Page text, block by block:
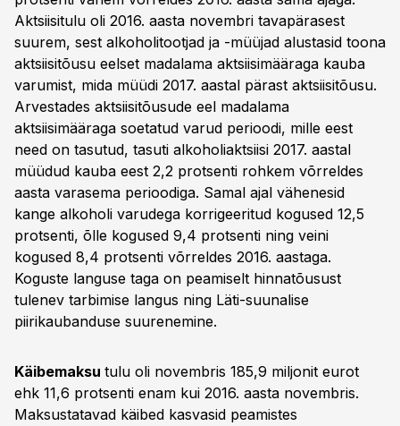
Aktsiisitulu oli 2016. aasta novembri tavapärasest
suurem, sest alkoholitootjad ja -müüjad alustasid toona
aktsiisitõusu eelset madalama aktsiisimääraga kauba
varumist, mida müüdi 2017. aastal pärast aktsiisitõusu.
Arvestades aktsiisitõusude eel madalama
aktsiisimääraga soetatud varud perioodi, mille eest
need on tasutud, tasuti alkoholiaktsiisi 2017. aastal
müüdud kauba eest 2,2 protsenti rohkem võrreldes
aasta varasema perioodiga. Samal ajal vähenesid
kange alkoholi varudega korrigeeritud kogused 12,5
protsenti, õlle kogused 9,4 protsenti ning veini
kogused 8,4 protsenti võrreldes 2016. aastaga.
Koguste languse taga on peamiselt hinnatõusust
tulenev tarbimise langus ning Läti-suunalise
piirikaubanduse suurenemine.
Käibemaksu tulu oli novembris 185,9 miljonit eurot
ehk 11,6 protsenti enam kui 2016. aasta novembris.
Maksustatavad käibed kasvasid peamistes